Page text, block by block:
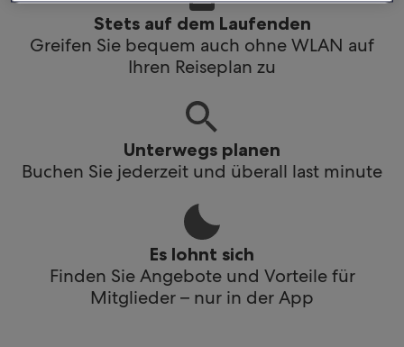
Stets auf dem Laufenden
Greifen Sie bequem auch ohne WLAN auf
Ihren Reiseplan zu
Unterwegs planen
Buchen Sie jederzeit und überall last minute
Es lohnt sich
Finden Sie Angebote und Vorteile für
Mitglieder – nur in der App